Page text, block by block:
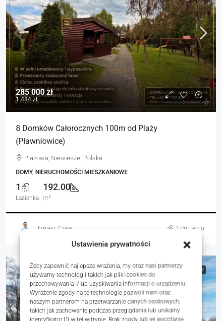
Ustawienia prywatności
Żeby zapewnić najlepsze wrażenia, my oraz nasi partnerzy
używamy technologii takich jak pliki cookies do
przechowywania i/lub uzyskiwania informacji o urządzeniu.
Wyrażenie zgody na te technologie pozwoli nam oraz
naszym partnerom na przetwarzanie danych osobowych,
takich jak zachowanie podczas przeglądania lub unikalny
identyfikator ID w tej witrynie. Brak zgody lub jej wycofanie
285 000 zł
1 484 zł
8 Domków Całorocznych 100m od Plaży
(Pławniowice)
Plażowa, Niewiesze, Polska
DOMY, NIERUCHOMOŚCI MIESZKANIOWE
1
Łazienka
192.00
m²
Łukasz Czaja 2 dni temu
NA SPRZEDAŻ RYNEK PIERWOTNY